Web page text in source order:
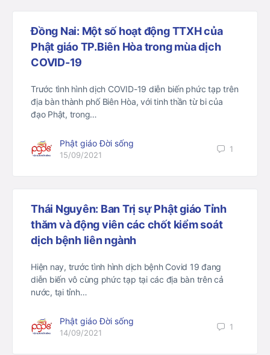
Đồng Nai: Một số hoạt động TTXH của
Phật giáo TP.Biên Hòa trong mùa dịch
COVID-19
Trước tình hình dịch COVID-19 diễn biến phức tạp trên
địa bàn thành phố Biên Hòa, với tinh thần từ bi của
đạo Phật, trong…
Phật giáo Đời sống
15/09/2021
1
Thái Nguyên: Ban Trị sự Phật giáo Tỉnh
thăm và động viên các chốt kiểm soát
dịch bệnh liên ngành
Hiện nay, trước tình hình dịch bệnh Covid 19 đang
diễn biến vô cùng phức tạp tại các địa bàn trên cả
nước, tại tỉnh…
Phật giáo Đời sống
14/09/2021
1